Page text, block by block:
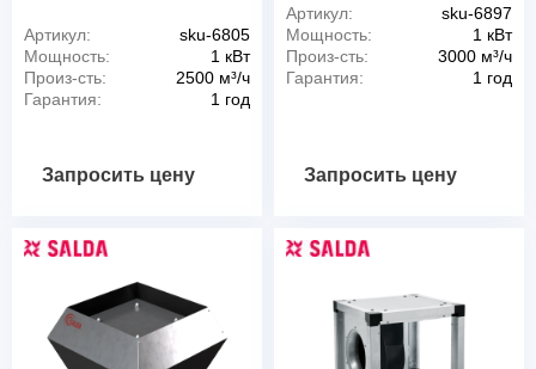
Артикул:
sku-6805
Мощность:
1 кВт
Произ-сть:
2500 м³/ч
Гарантия:
1 год
Запросить цену
Артикул:
sku-6897
Мощность:
1 кВт
Произ-сть:
3000 м³/ч
Гарантия:
1 год
Запросить цену